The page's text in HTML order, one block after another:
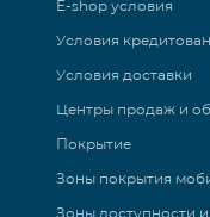
E-shop условия
Условия
Условия доставки
Центры продаж и
Покрытие
Зоны покрытия
Зоны доступности